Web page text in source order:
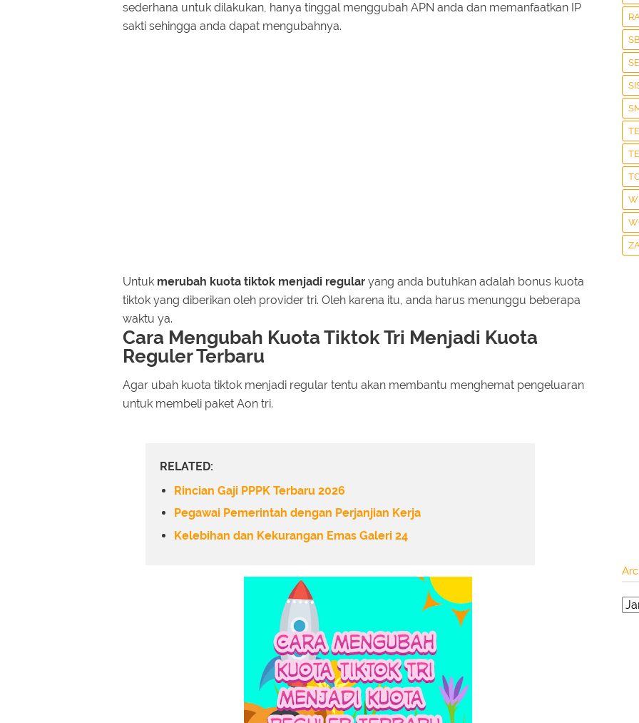
sederhana untuk dilakukan, hanya tinggal menggubah APN anda dan memanfaatkan IP
sakti sehingga anda dapat mengubahnya.
Untuk merubah kuota tiktok menjadi regular yang anda butuhkan adalah bonus kuota
tiktok yang diberikan oleh provider tri. Oleh karena itu, anda harus menunggu beberapa
waktu ya.
Cara Mengubah Kuota Tiktok Tri Menjadi Kuota
Reguler Terbaru
Agar ubah kuota tiktok menjadi regular tentu akan membantu menghemat pengeluaran
untuk membeli paket Aon tri.
RELATED:
Rincian Gaji PPPK Terbaru 2026
Pegawai Pemerintah dengan Perjanjian Kerja
Kelebihan dan Kekurangan Emas Galeri 24